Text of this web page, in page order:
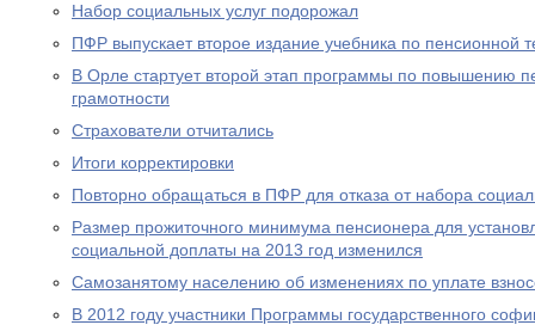
Набор социальных услуг подорожал
ПФР выпускает второе издание учебника по пенсионной
В Орле стартует второй этап программы по повышению
грамотности
Страхователи отчитались
Итоги корректировки
Повторно обращаться в ПФР для отказа от набора
Размер прожиточного минимума пенсионера для
социальной доплаты на 2013 год изменился
Самозанятому населению об изменениях по уплате
В 2012 году участники Программы государственного